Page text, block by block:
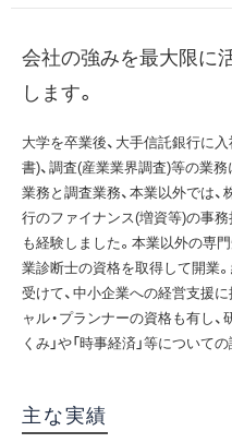
会社の強みを最大限に
します。
大学を卒業後、大手信託銀行に入
書)、調査(産業業界調査)等の業
業務と調査業務、本業以外では、
行のファイナンス(増資等)の事
も経験しました。本業以外の専
業診断士の資格を取得して開業
受けて、中小企業への経営支援
ャル・プランナーの資格も有し
くみ」や「時事経済」等について
主な実績